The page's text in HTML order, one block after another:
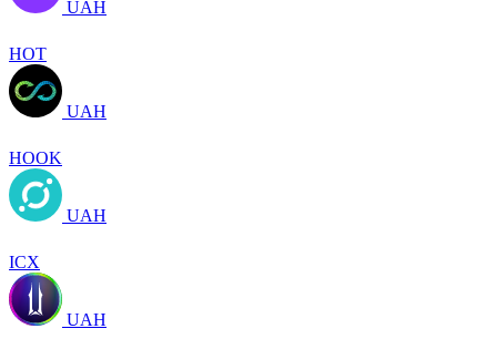
UAH
HOT
UAH
HOOK
UAH
ICX
UAH